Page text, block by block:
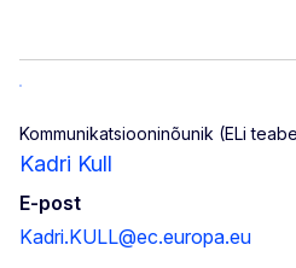
Kommunikatsiooninõunik (ELi
Kadri Kull
E-post
Kadri.KULL@ec.europa.eu